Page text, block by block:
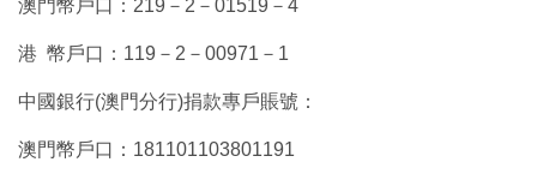
澳門幣戶口：219－2－01519－4
港 幣戶口：119－2－00971－1
中國銀行(澳門分行)捐款專戶賬號：
澳門幣戶口：181101103801191